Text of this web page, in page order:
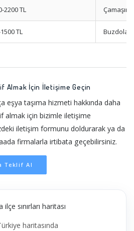
2200 TL Çamaşır
TL Buzdolabı
Almak İçin İletişime Geçin
eşya taşıma hizmeti hakkında daha
almak için bizimle iletişime
iletişim formunu doldurarak ya da
firmalarla irtibata geçebilirsiniz.
Teklif Al
haritasında